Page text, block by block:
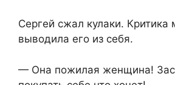
Сергей сжал кулаки. Критика
выводила его из себя.
— Она пожилая женщина!